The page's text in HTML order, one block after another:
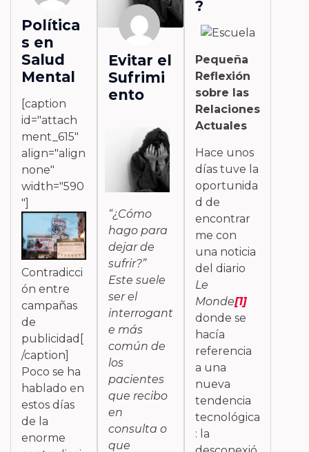
Política
s en
Salud
Mental
[caption
id="attach
ment_615"
align="align
none"
width="590
"]
Contradicci
ón entre
campañas
de
publicidad[
/caption]
Poco se ha
hablado en
estos días
de la
enorme
Evitar el
Sufrimi
ento
“¿Cómo
hago para
dejar de
sufrir?”
Este suele
ser el
interrogant
e más
común de
los
pacientes
que recibo
en
consulta o
que
?
Pequeña
Reflexión
sobre las
Relaciones
Actuales
Hace unos
días tuve la
oportunida
d de
encontrar
me con
una noticia
del diario
Le
Monde[1]
donde se
hacía
referencia
a una
nueva
tendencia
tecnológica
: la